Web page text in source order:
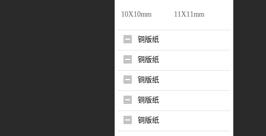
10X10mm 11X11mm
铜版纸
铜版纸
铜版纸
铜版纸
铜版纸